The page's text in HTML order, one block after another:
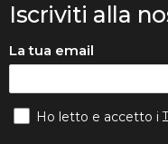
Iscriviti alla
La tua email
Ho letto e accetto i